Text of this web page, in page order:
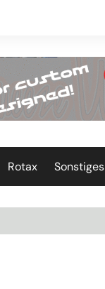
Rotax Sonstiges